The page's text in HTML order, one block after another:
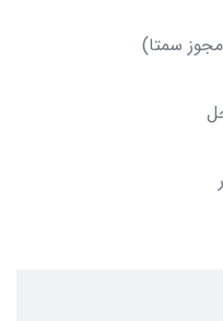
مجوز سمتا)